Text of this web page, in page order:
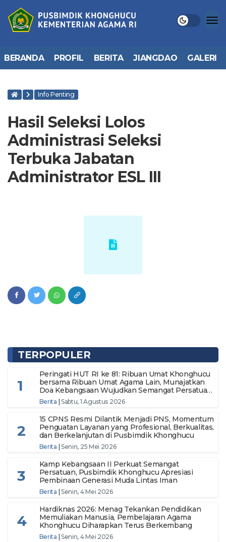
BERANDA PROFIL BERITA JIANGDAO GALERI
Info Penting
Hasil Seleksi Lolos
Administrasi Seleksi
Terbuka Jabatan
Administrator ESL III
TERPOPULER
1
Peringati HUT RI ke 81: Ribuan Umat Khonghucu
bersama Ribuan Umat Agama Lain, Munajatkan
Doa Kebangsaan Wujudkan Semangat Persatuan
Menuju Indonesia Makmur dan Berdaulat
Berita Sabtu, 1 Agustus 2026
2
15 CPNS Resmi Dilantik Menjadi PNS, Momentum
Penguatan Layanan yang Profesional, Berkualitas,
dan Berkelanjutan di Pusbimdik Khonghucu
Berita Senin, 25 Mei 2026
3
Kamp Kebangsaan II Perkuat Semangat
Persatuan, Pusbimdik Khonghucu Apresiasi
Pembinaan Generasi Muda Lintas Iman
Berita Senin, 4 Mei 2026
4
Hardiknas 2026: Menag Tekankan Pendidikan
Memuliakan Manusia, Pembelajaran Agama
Khonghucu Diharapkan Terus Berkembang
Berita Senin, 4 Mei 2026